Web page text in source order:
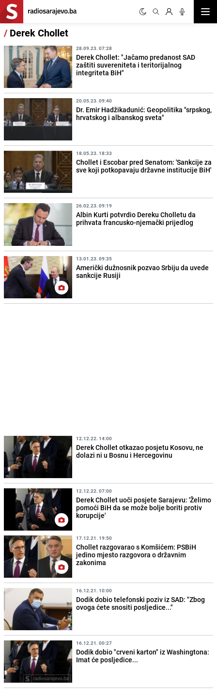
/ Derek Chollet
28.09.23. 07:28
Derek Chollet: "Jačamo predanost SAD
zaštiti suvereniteta i teritorijalnog
integriteta BiH"
20.05.23. 09:40
Dr. Emir Hadžikadunić: Geopolitika "srpskog,
hrvatskog i albanskog sveta"
18.05.23. 18:33
Chollet i Escobar pred Senatom: 'Sankcije za
sve koji potkopavaju državne institucije BiH'
26.02.23. 09:19
Albin Kurti potvrdio Dereku Cholletu da
prihvata francusko-njemački prijedlog
13.01.23. 09:35
Američki dužnosnik pozvao Srbiju da uvede
sankcije Rusiji
12.12.22. 14:00
Derek Chollet otkazao posjetu Kosovu, ne
dolazi ni u Bosnu i Hercegovinu
12.12.22. 07:00
Derek Chollet uoči posjete Sarajevu: 'Želimo
pomoći BiH da se može bolje boriti protiv
korupcije'
17.12.21. 19:50
Chollet razgovarao s Komšićem: PSBiH
jedino mjesto razgovora o državnim
zakonima
16.12.21. 10:00
Dodik dobio telefonski poziv iz SAD: "Zbog
ovoga ćete snositi posljedice..."
16.12.21. 00:27
Dodik dobio "crveni karton" iz Washingtona:
Imat će posljedice...